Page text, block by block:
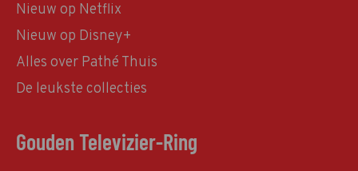
Nieuw op Netflix
Nieuw op Disney+
Alles over Pathé Thuis
De leukste collecties
Gouden Televizier-Ring